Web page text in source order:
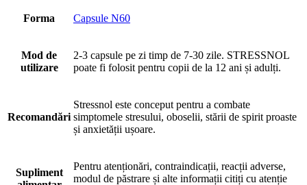
Forma Capsule N60
Mod de
utilizare
2-3 capsule pe zi timp de 7-30 zile. STRESSNOL
poate fi folosit pentru copii de la 12 ani și adulți.
Recomandări
Stressnol este conceput pentru a combate
simptomele stresului, oboselii, stării de spirit proaste
și anxietății ușoare.
Supliment
Pentru atenționări, contraindicații, reacții adverse,
modul de păstrare și alte informații citiți cu atenție